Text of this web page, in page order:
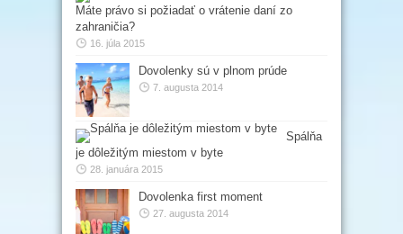
Máte právo si požiadať o vrátenie daní zo
zahraničia?
16. júla 2015
Dovolenky sú v plnom prúde
7. augusta 2014
Spálňa
je dôležitým miestom v byte
28. januára 2015
Dovolenka first moment
27. augusta 2014